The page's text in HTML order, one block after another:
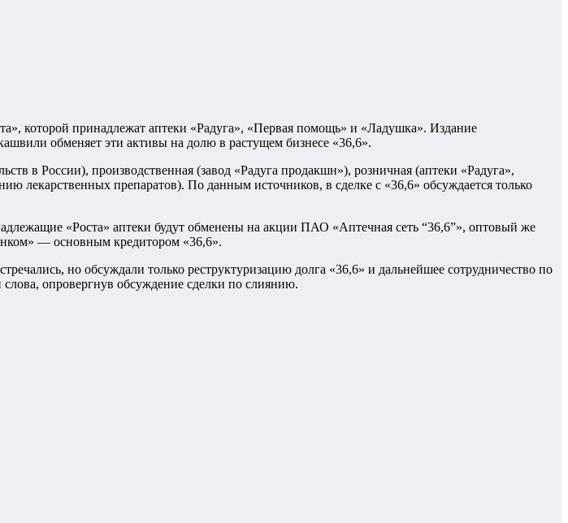
которой принадлежат аптеки «Радуга», «Первая помощь» и «Ладушка». Издание
обменяет эти активы на долю в растущем бизнесе «36,6».
в России), производственная (завод «Радуга продакшн»), розничная (аптеки «Радуга»,
лекарственных препаратов). По данным источников, в сделке с «36,6» обсуждается только
«Роста» аптеки будут обменены на акции ПАО «Аптечная сеть “36,6”», оптовый же
— основным кредитором «36,6».
но обсуждали только реструктуризацию долга «36,6» и дальнейшее сотрудничество по
опровергнув обсуждение сделки по слиянию.